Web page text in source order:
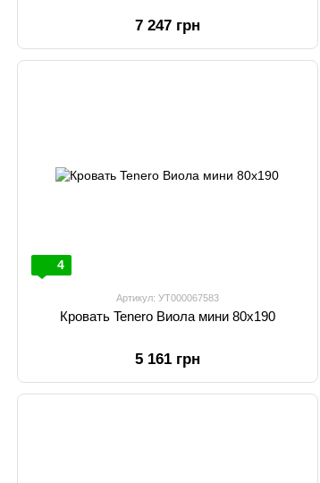
7 247 грн
4
Артикул: УТ000067583
Кровать Tenero Виола мини 80х190
5 161 грн